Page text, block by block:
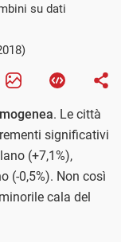
su dati
. Le città
significativi
(+7,1%),
(-0,5%). Non così
cala del